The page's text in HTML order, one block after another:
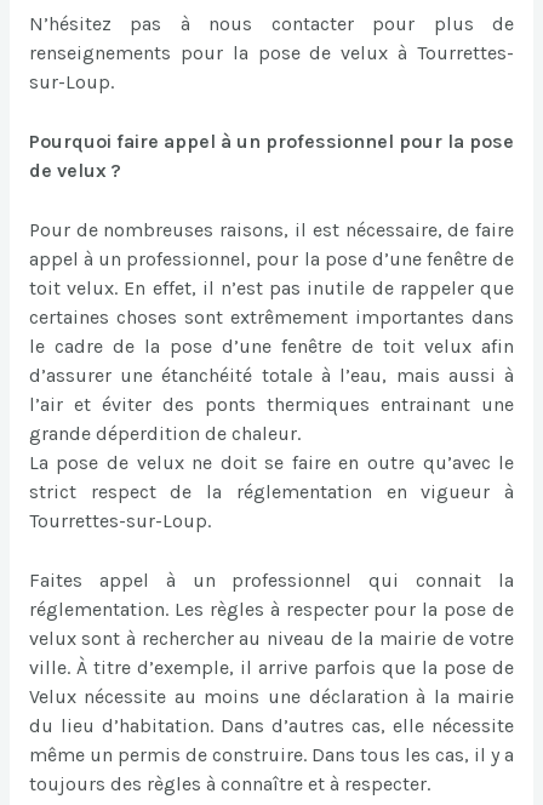
N’hésitez pas à nous contacter pour plus de
renseignements pour la pose de velux à Tourrettes-
sur-Loup.
Pourquoi faire appel à un professionnel pour la pose
de velux ?
Pour de nombreuses raisons, il est nécessaire, de faire
appel à un professionnel, pour la pose d’une fenêtre de
toit velux. En effet, il n’est pas inutile de rappeler que
certaines choses sont extrêmement importantes dans
le cadre de la pose d’une fenêtre de toit velux afin
d’assurer une étanchéité totale à l’eau, mais aussi à
l’air et éviter des ponts thermiques entrainant une
grande déperdition de chaleur.
La pose de velux ne doit se faire en outre qu’avec le
strict respect de la réglementation en vigueur à
Tourrettes-sur-Loup.
Faites appel à un professionnel qui connait la
réglementation. Les règles à respecter pour la pose de
velux sont à rechercher au niveau de la mairie de votre
ville. À titre d’exemple, il arrive parfois que la pose de
Velux nécessite au moins une déclaration à la mairie
du lieu d’habitation. Dans d’autres cas, elle nécessite
même un permis de construire. Dans tous les cas, il y a
toujours des règles à connaître et à respecter.